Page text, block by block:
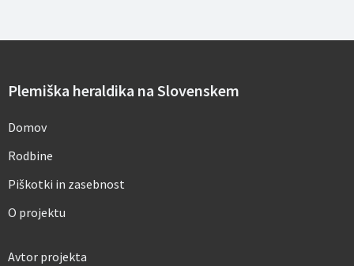
p
t
o
v
*
Plemiška heraldika na Slovenskem
Domov
Rodbine
Piškotki in zasebnost
O projektu
Avtor projekta